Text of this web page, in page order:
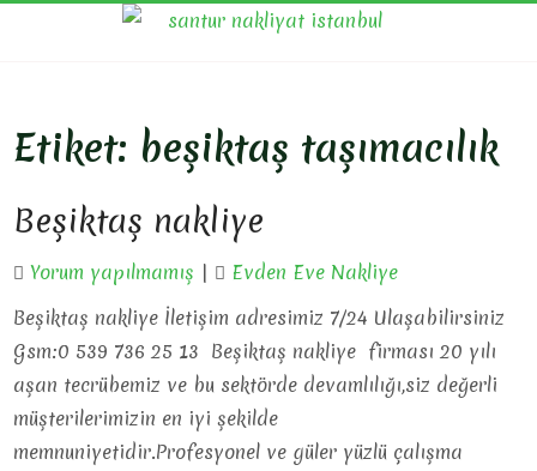
Etiket: beşiktaş taşımacılık
Beşiktaş nakliye
Yorum yapılmamış |
Evden Eve Nakliye
Beşiktaş nakliye İletişim adresimiz 7/24 Ulaşabilirsiniz
Gsm:0 539 736 25 13 Beşiktaş nakliye firması 20 yılı
aşan tecrübemiz ve bu sektörde devamlılığı,siz değerli
müşterilerimizin en iyi şekilde
memnuniyetidir.Profesyonel ve güler yüzlü çalışma